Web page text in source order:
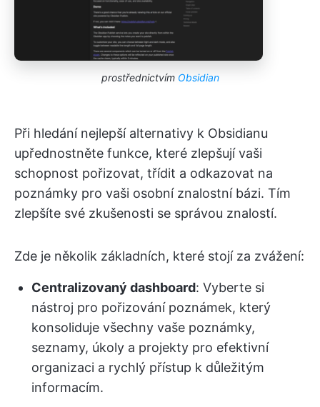
prostřednictvím Obsidian
Při hledání nejlepší alternativy k Obsidianu
upřednostněte funkce, které zlepšují vaši
schopnost pořizovat, třídit a odkazovat na
poznámky pro vaši osobní znalostní bázi. Tím
zlepšíte své zkušenosti se správou znalostí.
Zde je několik základních, které stojí za zvážení:
Centralizovaný dashboard: Vyberte si
nástroj pro pořizování poznámek, který
konsoliduje všechny vaše poznámky,
seznamy, úkoly a projekty pro efektivní
organizaci a rychlý přístup k důležitým
informacím.